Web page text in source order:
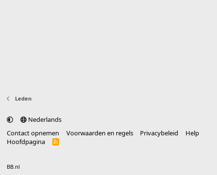
Leden
Nederlands
Contact opnemen
Voorwaarden en regels Privacybeleid
Help
Hoofdpagina
R
BB.nl